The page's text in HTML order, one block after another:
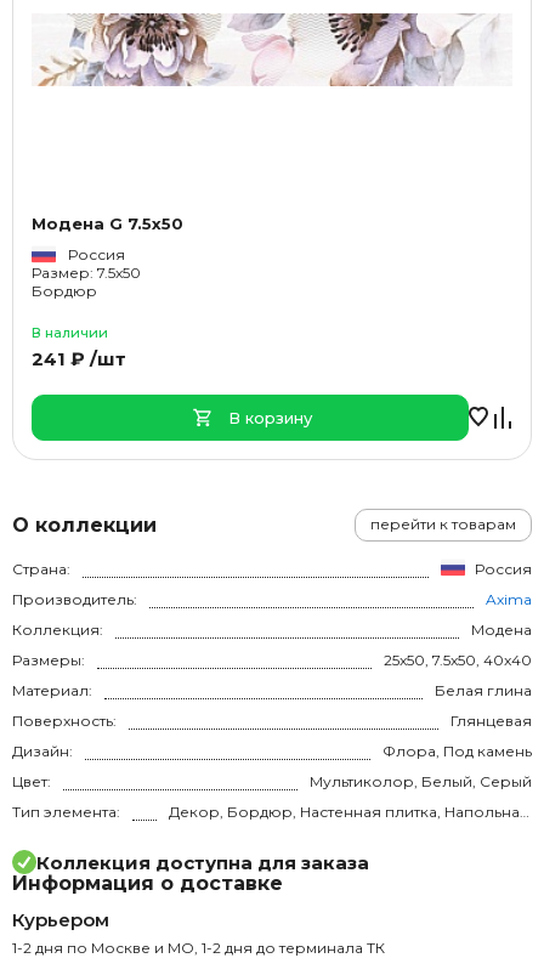
О коллекции перейти к товарам
Страна:
Россия
Производитель:
Axima
Коллекция:
Модена
Размеры:
25x50, 7.5x50, 40x40
Материал:
Белая глина
Поверхность:
Глянцевая
Дизайн:
Флора, Под камень
Цвет:
Мультиколор, Белый, Серый
Тип элемента:
Декор, Бордюр, Настенная плитка, Напольная плитка
Коллекция доступна для заказа
Информация о доставке
Курьером
1-2 дня по Москве и МО, 1-2 дня до терминала ТК
Модена G 7.5x50
Россия
Размер: 7.5x50
Бордюр
В наличии
241 ₽ /шт
В корзину